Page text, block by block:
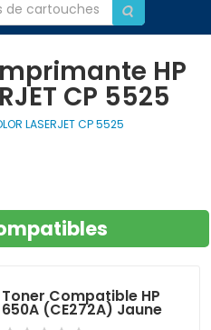
HP
CP 5525
LASERJET CP 5525
Toner Compatible HP
650A (CE272A) Jaune